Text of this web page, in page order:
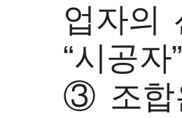
업자의
“시공
③ 조합